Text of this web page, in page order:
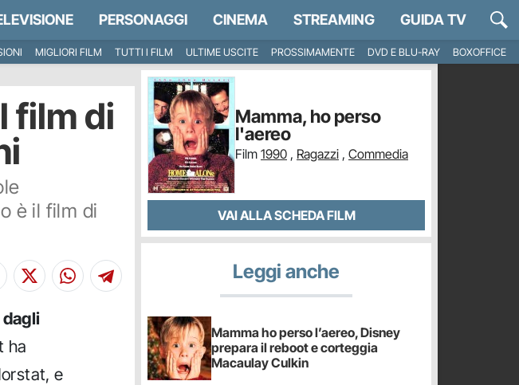
PERSONAGGI CINEMA STREAMING GUIDA TV
MIGLIORI FILM TUTTI I FILM ULTIME USCITE PROSSIMAMENTE DVD E BLU-RAY
BOXOFFICE
film di
è il film di
ha
e
Mamma, ho perso
l'aereo
Film 1990 , Ragazzi , Commedia
VAI ALLA SCHEDA FILM
Leggi anche
Mamma ho perso l’aereo, Disney
prepara il reboot e corteggia
Macaulay Culkin